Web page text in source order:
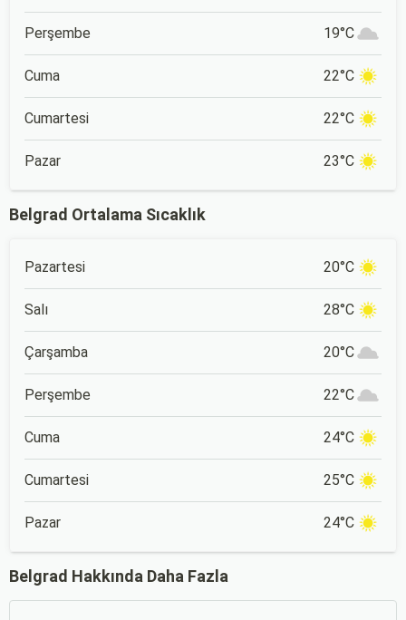
Perşembe 19°C
Cuma 22°C
Cumartesi 22°C
Pazar 23°C
Belgrad Ortalama Sıcaklık
Pazartesi 20°C
Salı 28°C
Çarşamba 20°C
Perşembe 22°C
Cuma 24°C
Cumartesi 25°C
Pazar 24°C
Belgrad Hakkında Daha Fazla